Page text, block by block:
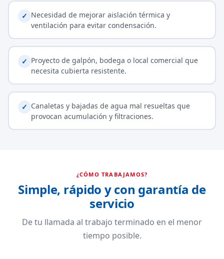
✓ Necesidad de mejorar aislación térmica y
ventilación para evitar condensación.
✓ Proyecto de galpón, bodega o local comercial que
necesita cubierta resistente.
✓ Canaletas y bajadas de agua mal resueltas que
provocan acumulación y filtraciones.
¿CÓMO TRABAJAMOS?
Simple, rápido y con garantía de
servicio
De tu llamada al trabajo terminado en el menor
tiempo posible.